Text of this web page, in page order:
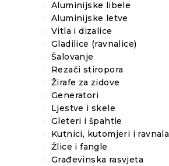
Aluminijske libele
Aluminijske letve
Vitla i dizalice
Gladilice (ravnalice)
Šalovanje
Rezači stiropora
Žirafe za zidove
Generatori
Ljestve i skele
Gleteri i špahtle
Kutnici, kutomjeri i ravnala
Žlice i fangle
Građevinska rasvjeta